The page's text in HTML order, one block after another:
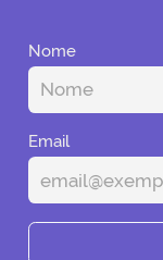
Nome
Email